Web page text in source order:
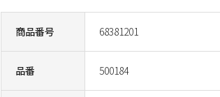
商品番号 68381201
品番 500184